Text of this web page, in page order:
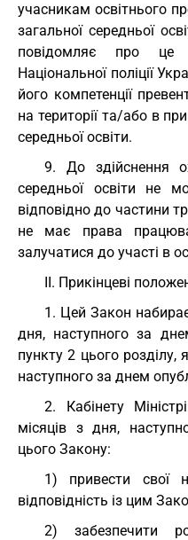
учасникам освітнього
загальної середньої
повідомляє про це
Національної поліції
його компетенції
на території та/або в
середньої освіти.
9. До здійснення
середньої освіти не
відповідно до частини
не має права
залучатися до участі в
II. Прикінцеві
1. Цей Закон
дня, наступного за
пункту 2 цього розділу,
наступного за днем
2. Кабінету
місяців з дня,
цього Закону:
1) привести свої
відповідність із цим
2) забезпечити